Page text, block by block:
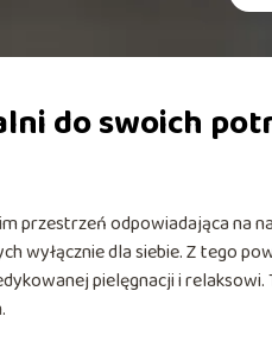
do swoich
przestrzeń odpowiadająca na
wyłącznie dla siebie. Z tego
pielęgnacji i relaksowi.